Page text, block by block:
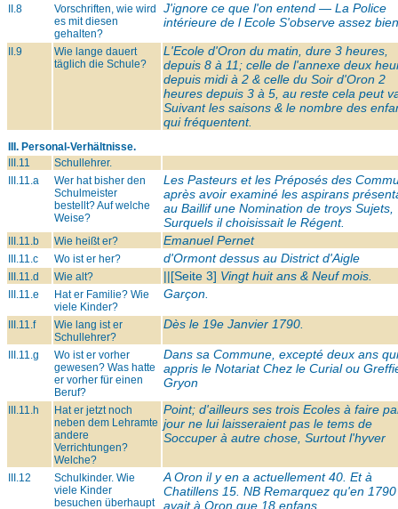
II.8
Vorschriften, wie wird
es mit diesen
gehalten?
J'ignore ce que l'on entend — La Police
intérieure de l Ecole S'observe assez bien
II.9
Wie lange dauert
täglich die Schule?
L'Ecole d'Oron du matin, dure 3 heures,
depuis 8 à 11; celle de l'annexe deux
depuis midi à 2 & celle du Soir d'Oron 2
heures depuis 3 à 5, au reste cela peut
Suivant les saisons & le nombre des
qui fréquentent.
III. Personal-Verhältnisse.
III.11
Schullehrer.
III.11.a
Wer hat bisher den
Schulmeister
bestellt? Auf welche
Weise?
Les Pasteurs et les Préposés des
après avoir examiné les aspirans
au Baillif une Nomination de troys Sujets,
Surquels il choisissait le Régent.
III.11.b Wie heißt er? Emanuel Pernet
III.11.c Wo ist er her? d'Ormont dessus au District d'Aigle
III.11.d Wie alt? ||[Seite 3] Vingt huit ans & Neuf mois.
III.11.e
Hat er Familie? Wie
viele Kinder?
Garçon.
III.11.f
Wie lang ist er
Schullehrer?
Dès le 19e Janvier 1790.
III.11.g
Wo ist er vorher
gewesen? Was hatte
er vorher für einen
Beruf?
Dans sa Commune, excepté deux ans
appris le Notariat Chez le Curial ou
Gryon
III.11.h
Hat er jetzt noch
neben dem Lehramte
andere
Verrichtungen?
Welche?
Point; d'ailleurs ses trois Ecoles à faire
jour ne lui laisseraient pas le tems de
Soccuper à autre chose, Surtout l'hyver
III.12
Schulkinder. Wie
viele Kinder
besuchen überhaupt
A Oron il y en a actuellement 40. Et à
Chatillens 15. NB Remarquez qu'en
avait à Oron que 18 enfans.